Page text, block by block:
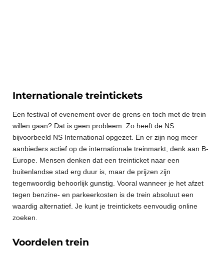
Internationale treintickets
Een festival of evenement over de grens en toch met de trein
willen gaan? Dat is geen probleem. Zo heeft de NS
bijvoorbeeld NS International opgezet. En er zijn nog meer
aanbieders actief op de internationale treinmarkt, denk aan B-
Europe. Mensen denken dat een treinticket naar een
buitenlandse stad erg duur is, maar de prijzen zijn
tegenwoordig behoorlijk gunstig. Vooral wanneer je het afzet
tegen benzine- en parkeerkosten is de trein absoluut een
waardig alternatief. Je kunt je treintickets eenvoudig online
zoeken.
Voordelen trein